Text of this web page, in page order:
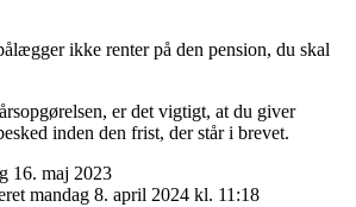
ikke renter på den pension, du skal
er det vigtigt, at du giver
inden den frist, der står i brevet.
16. maj 2023
mandag 8. april 2024 kl. 11:18